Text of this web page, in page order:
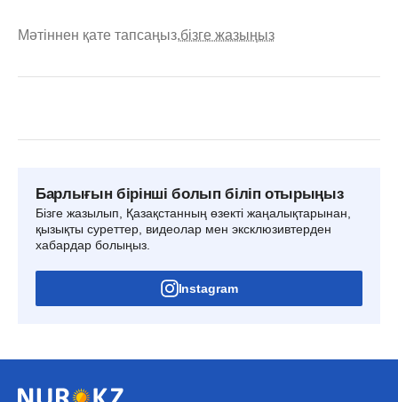
Мәтіннен қате тапсаңыз,бізге жазыңыз
Барлығын бірінші болып біліп отырыңыз
Бізге жазылып, Қазақстанның өзекті жаңалықтарынан,
қызықты суреттер, видеолар мен эксклюзивтерден
хабардар болыңыз.
Instagram